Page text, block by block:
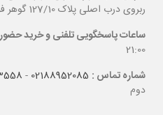
ربروی درب اصلی پلاک 127/10 گوهر فردوس ایران
ساعات پاسخگویی تلفنی و خرید
21:00
شماره تماس : 02188952085
-
دوم